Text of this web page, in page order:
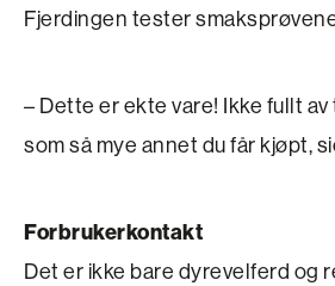
Fjerdingen tester
– Dette er ekte vare! Ikke fullt
som så mye annet du får kjøpt,
Forbrukerkontakt
Det er ikke bare dyrevelferd og